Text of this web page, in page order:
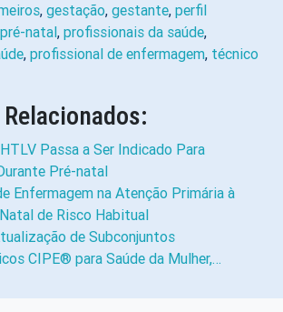
, gestação, gestante, perfil
pré-natal, profissionais da saúde,
, profissional de enfermagem, técnico
Passa a Ser Indicado Para
Pré-natal
Enfermagem na Atenção Primária à
de Risco Habitual
de Subconjuntos
CIPE® para Saúde da Mulher,…